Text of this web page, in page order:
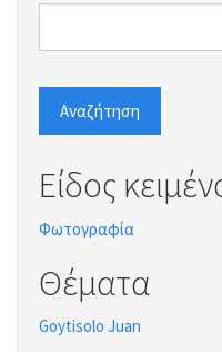
Αναζήτηση
Είδος
Φωτογραφία
Θέματα
Goytisolo Juan